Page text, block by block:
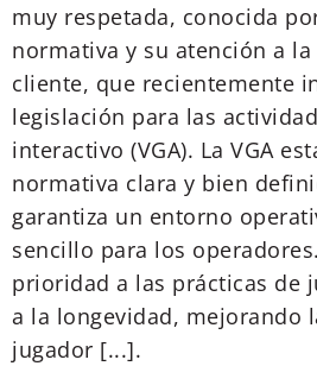
muy respetada, conocida
normativa y su atención a
cliente, que recientemente
legislación para las
interactivo (VGA). La VGA
normativa clara y bien
garantiza un entorno
sencillo para los
prioridad a las prácticas de
a la longevidad, mejorando
jugador [...].